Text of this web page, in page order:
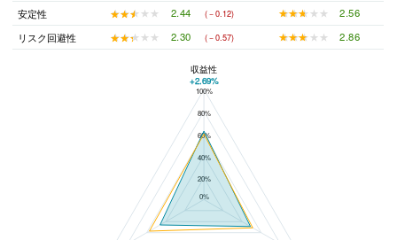
安定性
★★★★★
★★★★★ 2.44 (－0.12) ★★★★★
★★★★★
2.56
リスク回避性
★★★★★
★★★★★ 2.30 (－0.57) ★★★★★
★★★★★ 2.86
100%
80%
60%
40%
20%
0%
収益性
+2.69%